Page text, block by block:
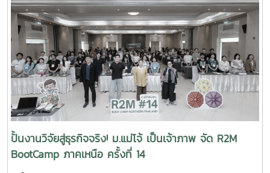
แนวโน้มตลาด การค้นหาข้อมูลเชิงลึกของผู้บริโภค การพัฒนา
แนวคิดผลิตภัณฑ์ ไปจนถึงการใช้ AI เพื่อเพิ่มประสิทธิภาพการ
ทำงาน ลดระยะเวลาในการดำเนินงาน และสนับสนุนการตัดสินใจ
เชิงกลยุทธ์ทางธุรกิจ หลักสูตรนี้นับเป็นอีกหนึ่งก้าวสำคัญในการ
พัฒนากำลังคนด้านเทคโนโลยีและนวัตกรรม เพื่อยกระดับขีด
ความสามารถการแข่งขันของผู้ประกอบการไทย และขับเคลื่อน
อุตสาหกรรมอาหาร สุขภาพ และสมุนไพรสู่อนาคตอย่างยั่งยืน
ปั้นงานวิจัยสู่ธุรกิจจริง! ม.แม่โจ้ เป็นเจ้าภาพ จัด R2M
BootCamp ภาคเหนือ ครั้งที่ 14
??ปั้นงานวิจัยสู่ธุรกิจจริง! ม.แม่โจ้ เป็นเจ้าภาพ จัด R2M